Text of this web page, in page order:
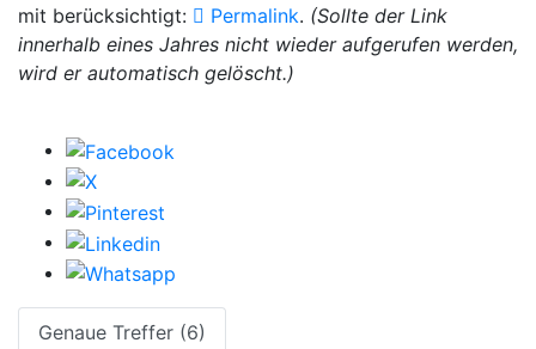
mit berücksichtigt:
Permalink. (Sollte der Link
innerhalb eines Jahres nicht wieder aufgerufen werden,
wird er automatisch gelöscht.)
Genaue Treffer (6)